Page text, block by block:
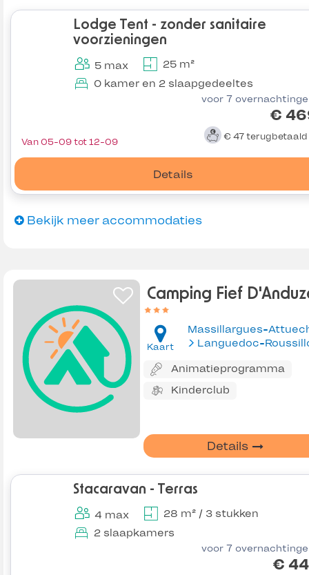
Lodge Tent - zonder sanitaire
voorzieningen
5 max
25 m²
0 kamer en 2 slaapgedeeltes
voor 7
€
€ 47 terugbetaald
Details
Van 05-09 tot 12-09
Bekijk meer accommodaties
Camping Fief
Kaart
Massillargues-
Languedoc-
Animatieprogramma
Kinderclub
Details
Stacaravan - Terras
4 max
28 m² / 3 stukken
2 slaapkamers
voor 7
€